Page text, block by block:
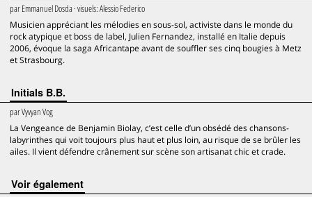
parEmmanuel Dosda · visuels:Alessio Federico
Musicien appréciant les mélodies en sous-sol, activiste dans le monde du
rock atypique et boss de label, Julien Fernandez, installé en Italie depuis
2006, évoque la saga Africantape avant de souffler ses cinq bougies à Metz
et Strasbourg.
Initials B.B.
parVyvyan Vog
La Vengeance de Benjamin Biolay, c’est celle d’un obsédé des chansons-
labyrinthes qui voit toujours plus haut et plus loin, au risque de se brûler les
ailes. Il vient défendre crânement sur scène son artisanat chic et crade.
voir également